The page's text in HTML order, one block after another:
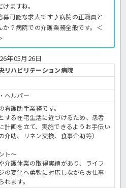
ますね。
募可能な求人です♪病院の正職員と
か？病院での介護業務全般です。＜
年05月26日
リハビリテーション病院
ヘルパー
看護助手業務です。
する在宅生活に近づけるため、患者
計画を立て、実施できるようお手伝い
介助、リネン交換、食事介助等）
ト～
介護休業の取得実績があり、ライフ
の変化へ柔軟に対応しながらお仕事
れます。